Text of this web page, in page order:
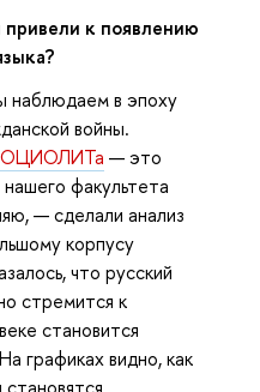
привели к появлению
в эпоху
войны.
— это
факультета
— сделали анализ
корпусу
что русский
стремится к
становится
графиках видно, как